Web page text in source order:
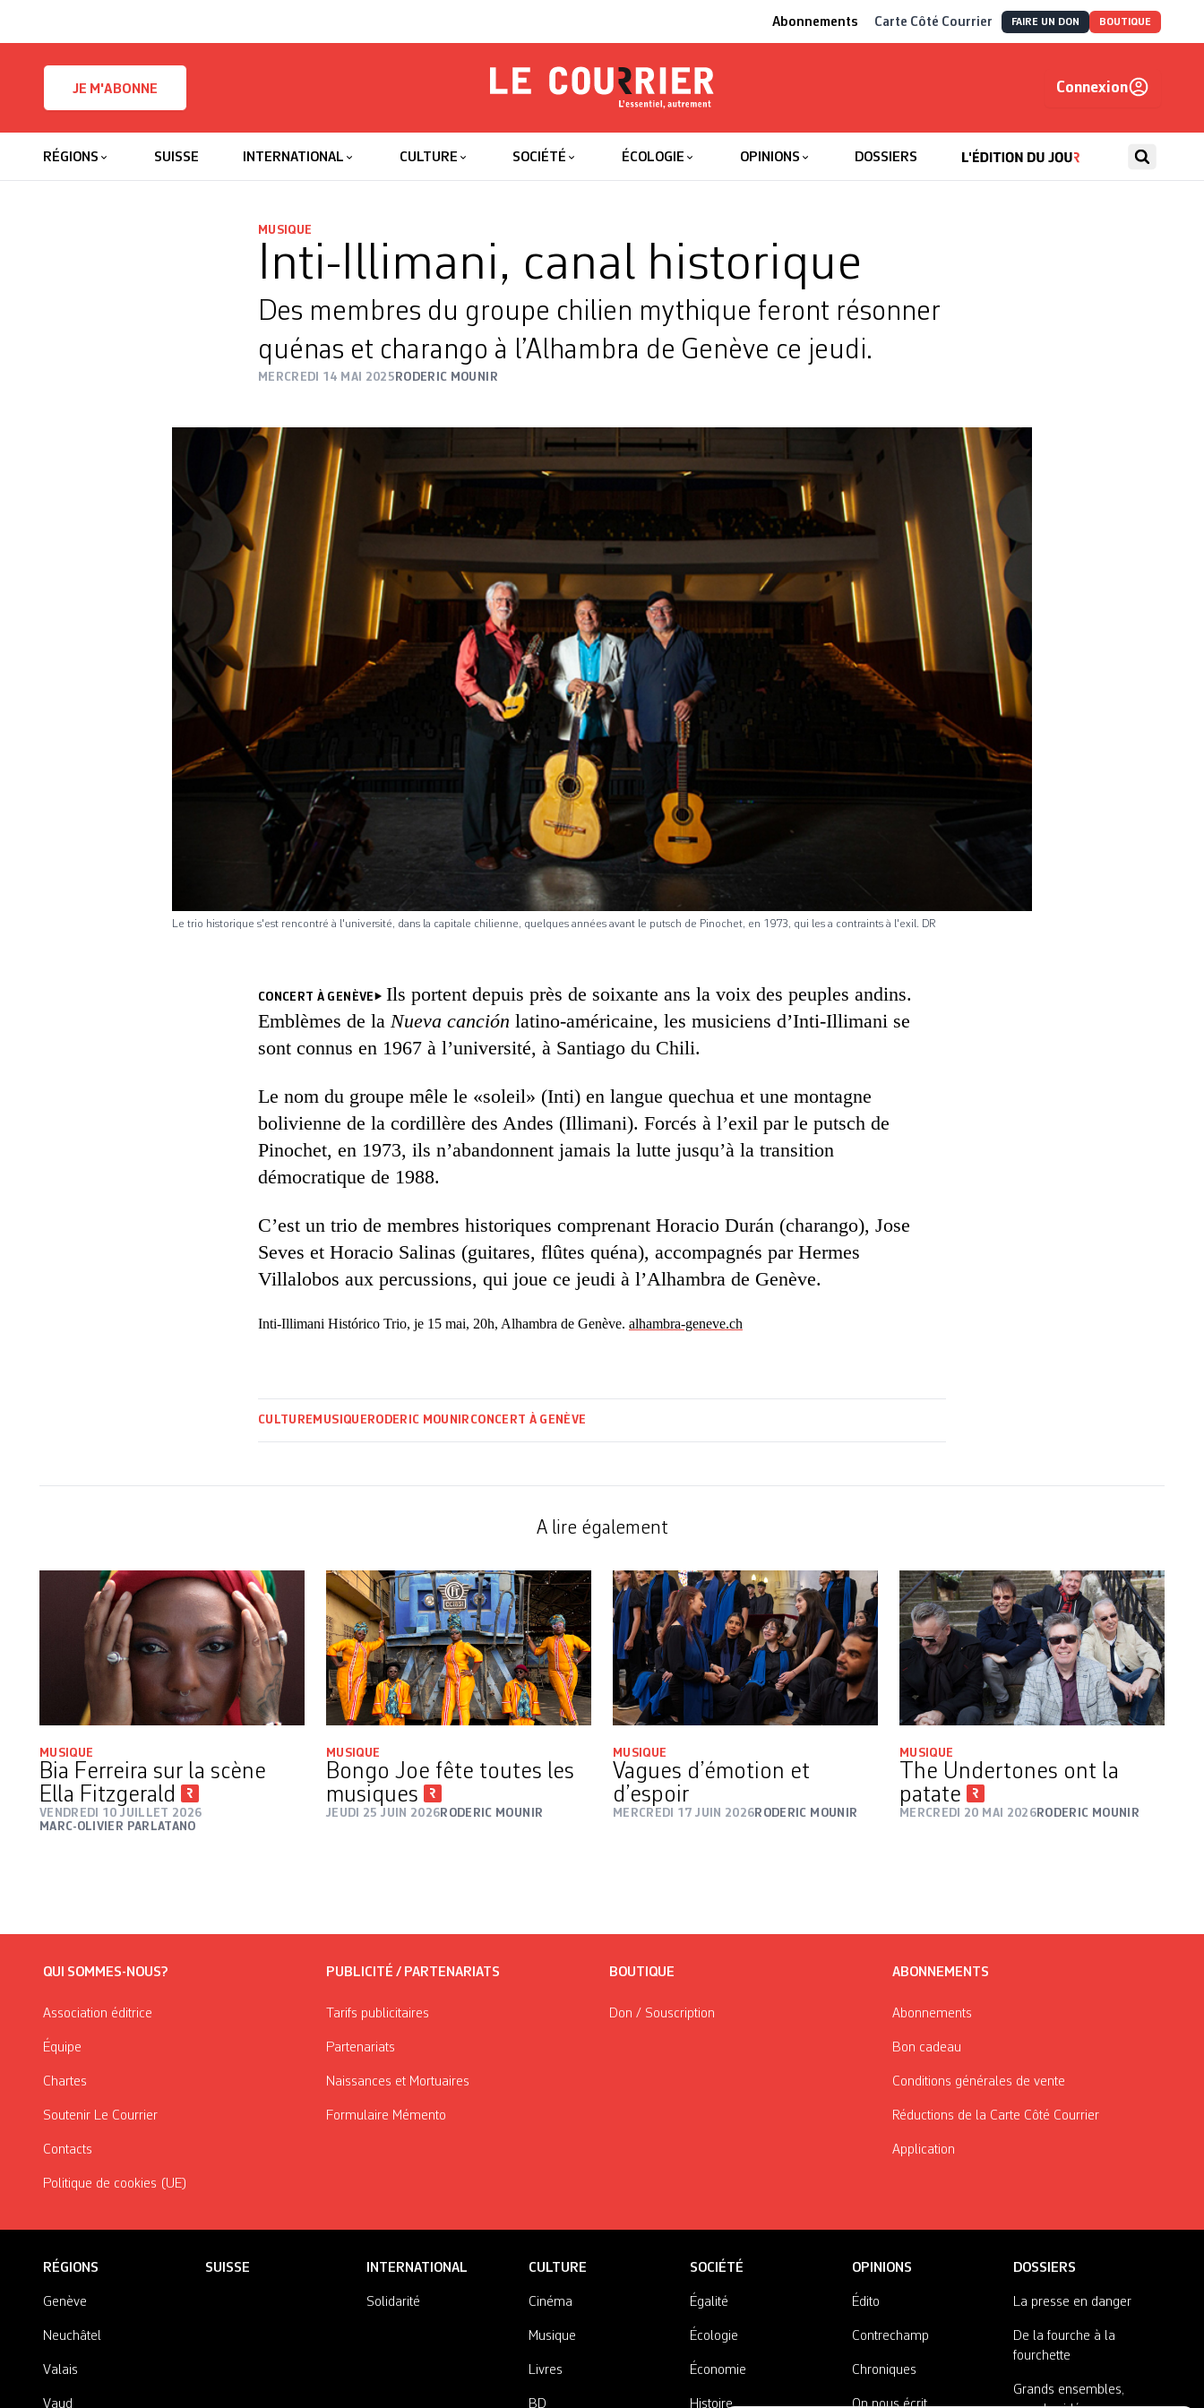
Abonnements Carte Côté Courrier FAIRE UN DON BOUTIQUE
JE M'ABONNE
Le Courrier
Connexion
RÉGIONS SUISSE INTERNATIONAL CULTURE SOCIÉTÉ ÉCOLOGIE OPINIONS DOSSIERS
MUSIQUE
Inti-Illimani, canal historique
Des membres du groupe chilien mythique feront résonner
quénas et charango à l’Alhambra de Genève ce jeudi.
MERCREDI 14 MAI 2025 RODERIC MOUNIR
Le trio historique s'est rencontré à l'université, dans la capitale chilienne, quelques années avant le putsch de Pinochet, en 1973, qui les a contraints à l'exil. DR
CONCERT À GENÈVE
Ils portent depuis près de soixante ans la voix des peuples andins.
Emblèmes de la Nueva canción latino-américaine, les musiciens d’Inti-Illimani se
sont connus en 1967 à l’université, à Santiago du Chili.
Le nom du groupe mêle le «soleil» (Inti) en langue quechua et une montagne
bolivienne de la cordillère des Andes (Illimani). Forcés à l’exil par le putsch de
Pinochet, en 1973, ils n’abandonnent jamais la lutte jusqu’à la transition
démocratique de 1988.
C’est un trio de membres historiques comprenant Horacio Durán (charango), Jose
Seves et Horacio Salinas (guitares, flûtes quéna), accompagnés par Hermes
Villalobos aux percussions, qui joue ce jeudi à l’Alhambra de Genève.
Inti-Illimani Histórico Trio, je 15 mai, 20h, Alhambra de Genève. alhambra-geneve.ch
CULTURE MUSIQUE RODERIC MOUNIR CONCERT À GENÈVE
A lire également
MUSIQUE
Bia Ferreira sur la scène
Ella Fitzgerald
VENDREDI 10 JUILLET 2026
MARC-OLIVIER PARLATANO
MUSIQUE
Bongo Joe fête toutes les
musiques
JEUDI 25 JUIN 2026 RODERIC MOUNIR
MUSIQUE
Vagues d’émotion et
d’espoir
MERCREDI 17 JUIN 2026 RODERIC MOUNIR
MUSIQUE
The Undertones ont la
patate
MERCREDI 20 MAI 2026 RODERIC MOUNIR
QUI SOMMES-NOUS?
Association éditrice
Équipe
Chartes
Soutenir Le Courrier
Contacts
Politique de cookies (UE)
PUBLICITÉ / PARTENARIATS
Tarifs publicitaires
Partenariats
Naissances et Mortuaires
Formulaire Mémento
BOUTIQUE
Don / Souscription
ABONNEMENTS
Abonnements
Bon cadeau
Conditions générales de vente
Réductions de la Carte Côté Courrier
Application
RÉGIONS
Genève
Neuchâtel
Valais
Vaud
SUISSE INTERNATIONAL
Solidarité
CULTURE
Cinéma
Musique
Livres
BD
SOCIÉTÉ
Égalité
Écologie
Économie
Histoire
OPINIONS
Édito
Contrechamp
Chroniques
On nous écrit
DOSSIERS
La presse en danger
De la fourche à la
fourchette
Grands ensembles,